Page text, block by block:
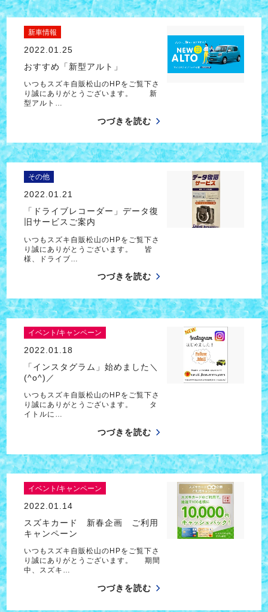
新車情報
2022.01.25
おすすめ「新型アルト」
いつもスズキ自販松山のHPをご覧下さ
り誠にありがとうございます。 新
型アルト…
つづきを読む
その他
2022.01.21
「ドライブレコーダー」データ復
旧サービスご案内
いつもスズキ自販松山のHPをご覧下さ
り誠にありがとうございます。 皆
様、ドライブ…
つづきを読む
イベント/キャンペーン
2022.01.18
「インスタグラム」始めました＼
(^o^)／
いつもスズキ自販松山のHPをご覧下さ
り誠にありがとうございます。 タ
イトルに…
つづきを読む
イベント/キャンペーン
2022.01.14
スズキカード 新春企画 ご利用
キャンペーン
いつもスズキ自販松山のHPをご覧下さ
り誠にありがとうございます。 期間
中、スズキ…
つづきを読む